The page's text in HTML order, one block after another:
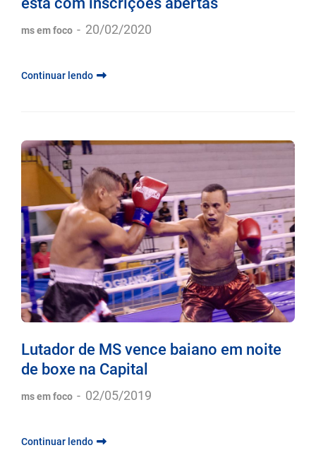
está com inscrições abertas
ms em foco - 20/02/2020
Continuar lendo
Lutador de MS vence baiano em noite
de boxe na Capital
ms em foco 02/05/2019
Continuar lendo